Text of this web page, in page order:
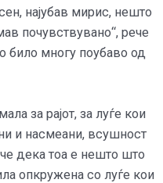
најубав мирис, нешто
почувствувано“, рече
било многу поубаво од
за рајот, за луѓе кои
и насмеани, всушност
дека тоа е нешто што
опкружена со луѓе кои